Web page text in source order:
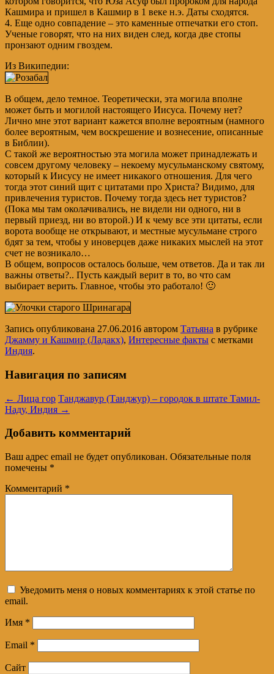
Кашмира и пришел в Кашмир в 1 веке н.э. Даты сходятся.
4. Еще одно совпадение – это каменные отпечатки его стоп.
Ученые говорят, что на них виден след, когда две стопы
пронзают одним гвоздем.
Из Википедии:
В общем, дело темное. Теоретически, эта могила вполне
может быть и могилой настоящего Иисуса. Почему нет?
Лично мне этот вариант кажется вполне вероятным (намного
более вероятным, чем воскрешение и вознесение, описанные
в Библии).
С такой же вероятностью эта могила может принадлежать и
совсем другому человеку – некоему мусульманскому святому,
который к Иисусу не имеет никакого отношения. Для чего
тогда этот синий щит с цитатами про Христа? Видимо, для
привлечения туристов. Почему тогда здесь нет туристов?
(Пока мы там околачивались, не видели ни одного, ни в
первый приезд, ни во второй.) И к чему все эти цитаты, если
ворота вообще не открывают, и местные мусульмане строго
бдят за тем, чтобы у иноверцев даже никаких мыслей на этот
счет не возникало…
В общем, вопросов осталось больше, чем ответов. Да и так ли
важны ответы?.. Пусть каждый верит в то, во что сам
выбирает верить. Главное, чтобы это работало! 🙂
Запись опубликована 27.06.2016 автором Татьяна в рубрике
Джамму и Кашмир (Ладакх), Интересные факты с метками
Индия.
Навигация по записям
← Лица гор Танджавур (Танджур) – городок в штате Тамил-
Наду, Индия →
Добавить комментарий
Ваш адрес email не будет опубликован. Обязательные поля
помечены *
Комментарий *
Уведомить меня о новых комментариях к этой статье по
email.
Имя *
Email *
Сайт